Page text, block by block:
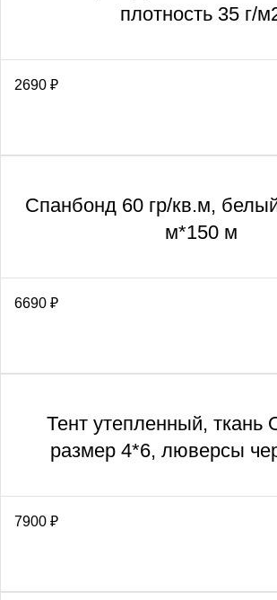
плотность 35 г/
2690 ₽
Спанбонд 60 гр/кв.м,
м*150 м
6690 ₽
Тент утепленный, ткань
размер 4*6, люверсы
7900 ₽